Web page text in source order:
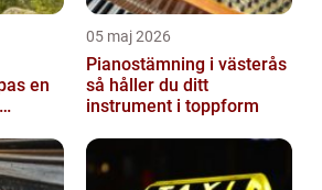
05 maj 2026
Pianostämning i västerås
så håller du ditt
instrument i toppform